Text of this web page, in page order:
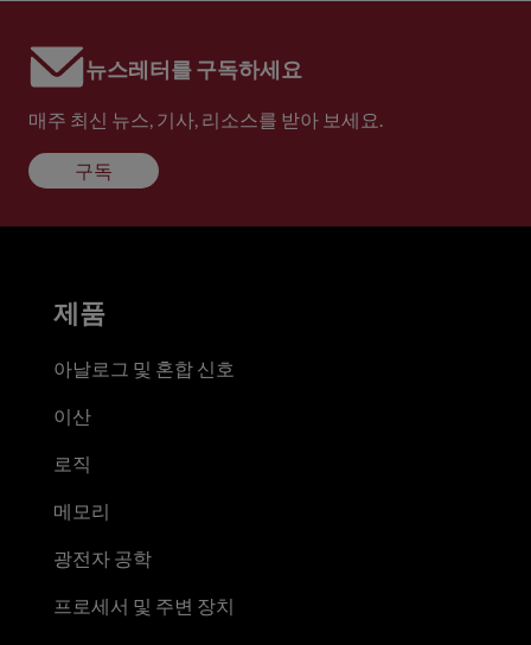
뉴스레터를 구독하세요
매주 최신 뉴스, 기사, 리소스를 받아 보세요.
구독
제품
아날로그 및 혼합 신호
이산
로직
메모리
광전자 공학
프로세서 및 주변 장치